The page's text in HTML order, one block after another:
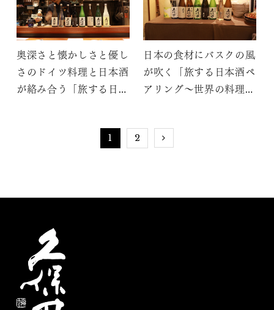
奥深さと懐かしさと優し
さのドイツ料理と日本酒
が絡み合う「旅する日本
日本の食材にバスクの風
が吹く「旅する日本酒ペ
アリング～世界の料理と
1 2